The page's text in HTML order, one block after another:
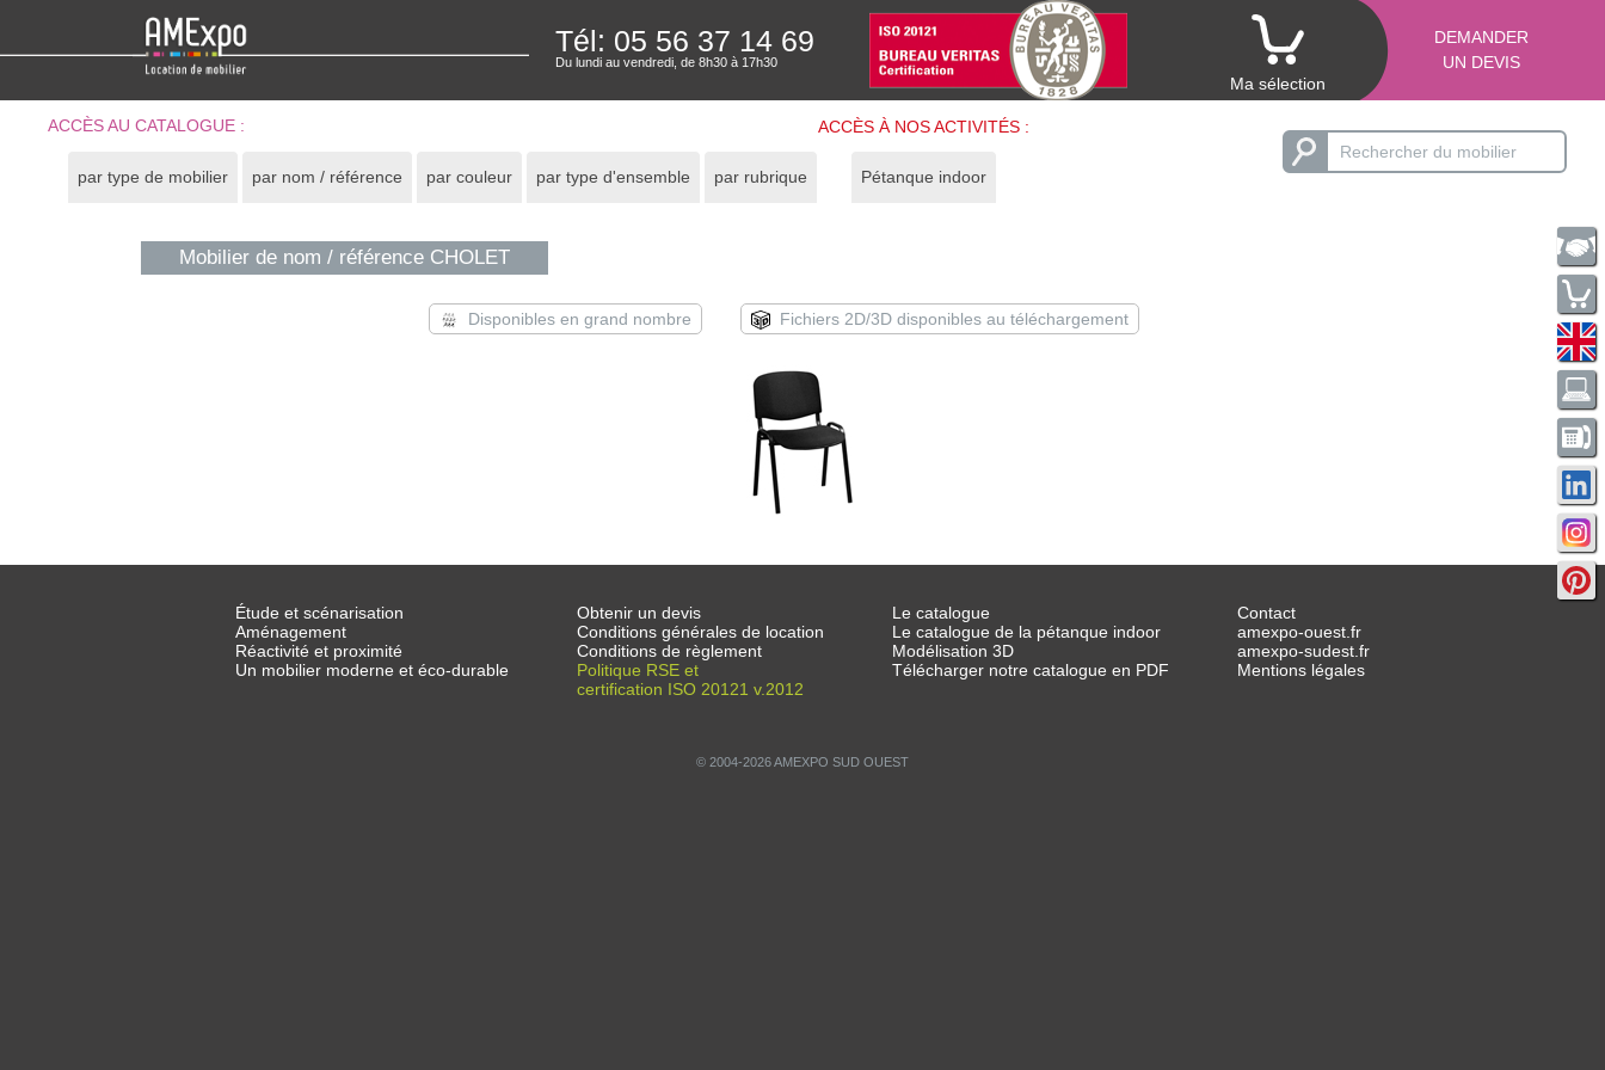
Tél: 05 56 37 14 69
Du lundi au vendredi, de 8h30 à 17h30
Ma sélection
DEMANDER
UN DEVIS
ACCÈS AU CATALOGUE :
par type de mobilier par nom / référence par couleur par type d'ensemble par rubrique
ACCÈS À NOS ACTIVITÉS :
Pétanque indoor
Mobilier de nom / référence CHOLET
Disponibles en grand nombre Fichiers 2D/3D disponibles au téléchargement
Étude et scénarisation
Aménagement
Réactivité et proximité
Un mobilier moderne et éco-durable
Obtenir un devis
Conditions générales de location
Conditions de règlement
Politique RSE et
certification ISO 20121 v.2012
Le catalogue
Le catalogue de la pétanque indoor
Modélisation 3D
Télécharger notre catalogue en PDF
Contact
amexpo-ouest.fr
amexpo-sudest.fr
Mentions légales
© 2004-2026 AMEXPO SUD OUEST